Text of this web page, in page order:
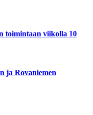
toimintaan viikolla 10
ja Rovaniemen